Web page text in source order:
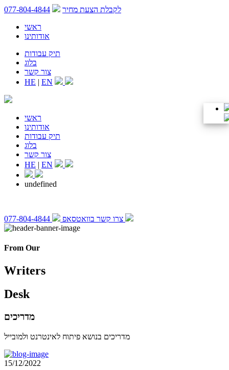
לקבלת הצעת מחיר
077-804-4844
ראשי
אודותינו
תיק עבודות
בלוג
צור קשר
HE | EN
ראשי
אודותינו
תיק עבודות
בלוג
צור קשר
HE | EN
undefined
צרו קשר בוואטסאפ 077-804-4844
From Our
Writers
Desk
מדריכים
מדריכים בנושא פיתוח לאינטרנט ולמובייל
15/12/2022